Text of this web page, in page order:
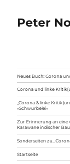
Peter
Neues Buch: Corona
Corona und linke
„Corona & linke
»Schwurbelei«
Zur Erinnerung an eine
Karawane indischer
Sonderseiten
Startseite